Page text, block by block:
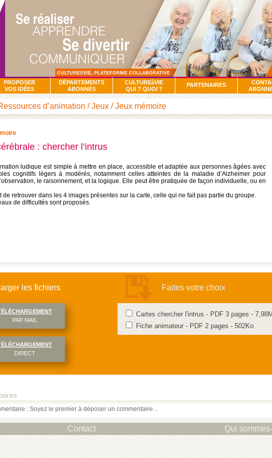
PROPOSER
VOS IDÉES
DÉPARTEMENTS
ABONNÉS
CULTUREàVIE
QUI ? QUOI ?
PARTENAIRES
d’animation / Jeux / Jeux mémoire
: chercher l’intrus
ludique est simple à mettre en place, accessible et adaptée aux personnes âgées avec
cognitifs légers à modérés, notamment celles atteintes de la maladie d’Alzheimer pour
le raisonnement, et la logique. Elle peut être pratiquée de façon individuelle, ou en
de retrouver dans les 4 images présentes sur la carte, celle qui ne fait pas partie du groupe.
de difficultés sont proposés.
les fichiers Faites votre choix
PAR MAIL
DIRECT
Cartes chercher l'intrus - PDF 3 pages -
Fiche animateur - PDF 2 pages - 502Ko
: Soyez le premier à déposer un commentaire...
Contact Qui